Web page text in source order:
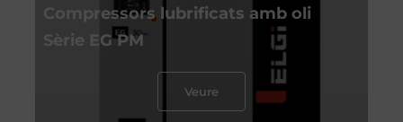
Compressors lubrificats amb oli
Sèrie EG PM
Veure